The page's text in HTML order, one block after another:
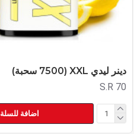
دينر ليدي XXL (7500 سحبة)
S.R 70
اضافة للسلة